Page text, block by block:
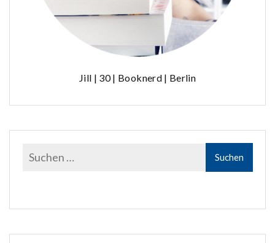
Jill | 30 | Booknerd | Berlin